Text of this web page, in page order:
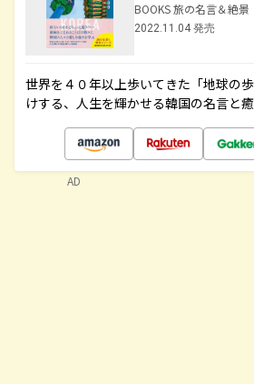
BOOKS 旅の名言＆絶景
2022.11.04 発売
世界を４０年以上歩いてきた「地球の
けする、人生を輝かせる韓国の名言と
AD